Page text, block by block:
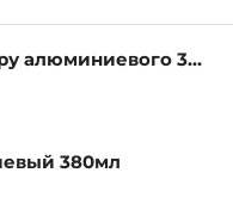
Крышка к контейнеру алюминиевого 380мл
380мл